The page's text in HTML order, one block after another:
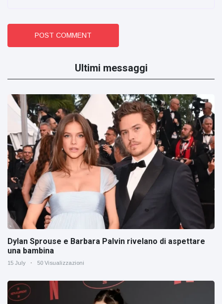
POST COMMENT
Ultimi messaggi
Dylan Sprouse e Barbara Palvin rivelano di aspettare
una bambina
15 July 50 Visualizzazioni